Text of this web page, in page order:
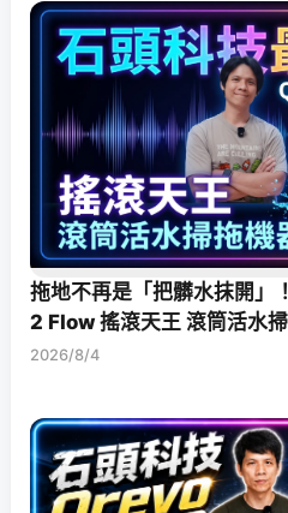
拖地不再是「把髒水抹開」
2 Flow 搖滾天王 滾筒活水
2026/8/4